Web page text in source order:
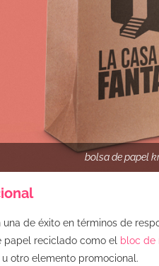
bolsa de papel
de éxito en términos de
reciclado como el
bloc de
otro elemento promocional.